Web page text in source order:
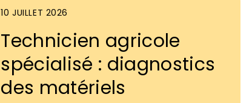
10 JUILLET 2026
Technicien agricole
spécialisé : diagnostics
des matériels